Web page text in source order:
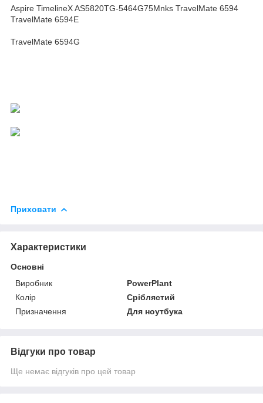
Aspire TimelineX AS5820TG-5464G75Mnks TravelMate 6594
TravelMate 6594E
TravelMate 6594G
Приховати
Характеристики
Основні
Виробник
PowerPlant
Колір
Сріблястий
Призначення
Для ноутбука
Відгуки про товар
Ще немає відгуків про цей товар